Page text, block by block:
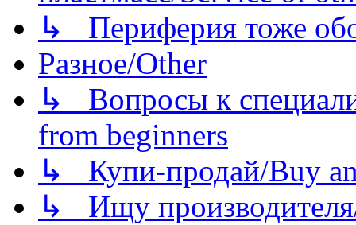
↳ Периферия тоже
Разное/Other
↳ Вопросы к
from beginners
↳ Купи-продай/Buy
↳ Ищу